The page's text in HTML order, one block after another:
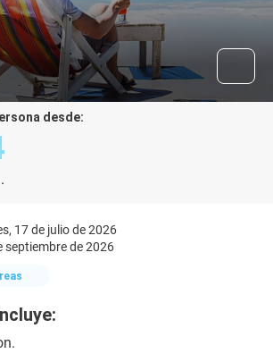
desde:
17 de julio de 2026
septiembre de 2026